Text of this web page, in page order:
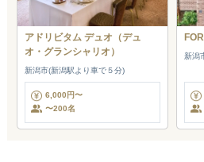
アドリビタム デュオ（デュ
オ・グランシャリオ）
新潟市(新潟駅より車で５分)
6,000円〜
〜200名
新潟